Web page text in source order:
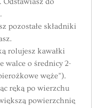
pozostałe składniki
rolujesz kawałki
walce o średnicy 2-
węże”).
ręką po wierzchu
powierzchnię